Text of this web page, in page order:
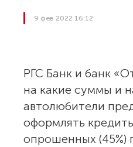
9 фев 2022 16:12
РГС Банк и банк
на какие суммы и
автолюбители
оформлять
опрошенных (45%)